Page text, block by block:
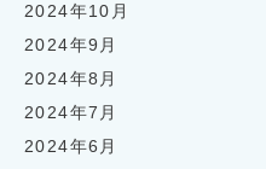
2024年10月
2024年9月
2024年8月
2024年7月
2024年6月